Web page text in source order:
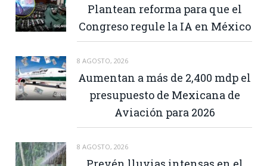
Plantean reforma para que el
Congreso regule la IA en México
8 AGOSTO, 2026
Aumentan a más de 2,400 mdp el
presupuesto de Mexicana de
Aviación para 2026
8 AGOSTO, 2026